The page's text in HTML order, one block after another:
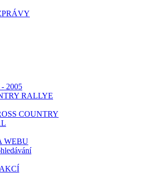
2005
RALLYE
COUNTRY
WEBU